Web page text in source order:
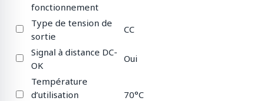
fonctionnement
Type de tension de
sortie
CC
Signal à distance DC-
OK
Oui
Température
d’utilisation
70°C